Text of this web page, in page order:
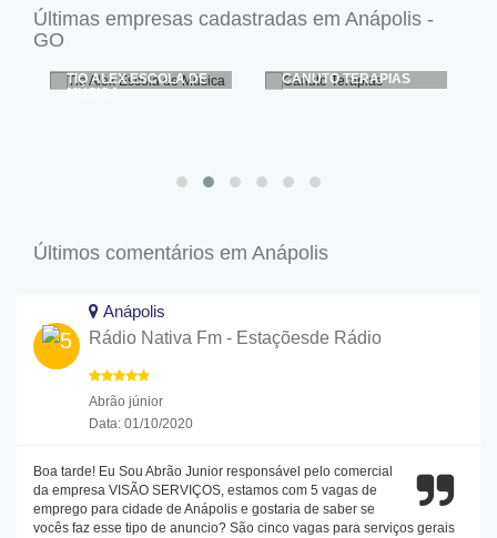
Últimas empresas cadastradas em Anápolis -
GO
CANUTO TERAPIAS
ALLOS ACADEMIA
Últimos comentários em Anápolis
Anápolis
Rádio Nativa Fm - Estaçõesde Rádio
Abrão júnior
Data: 01/10/2020
Boa tarde! Eu Sou Abrão Junior responsável pelo comercial
da empresa VISÃO SERVIÇOS, estamos com 5 vagas de
emprego para cidade de Anápolis e gostaria de saber se
vocês faz esse tipo de anuncio? São cinco vagas para serviços gerais